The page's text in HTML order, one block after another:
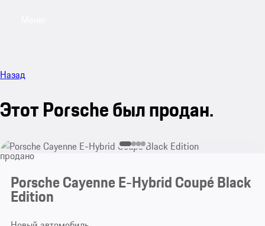
Назад
Этот Porsche был продан.
продано
Porsche Cayenne E-Hybrid Coupé Black
Edition